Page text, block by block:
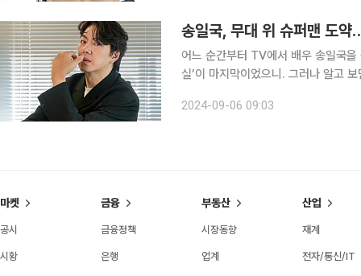
송일국, 무대 위 슈퍼맨 도약
어느 순간부터 TV에서 배우 송일국
실’이 마지막이었으니. 그러나 알고
‘대학살의 신’, 뮤지컬 ‘브로드웨이 42
2024-09-06 09:03
마켓
공시
시황
금융
금융정책
은행
부동산
시장동향
업계
산업
재계
전자/통신/IT